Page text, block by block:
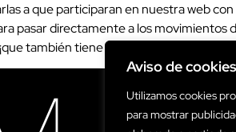
Aviso de cookies
Utilizamos cookies
para mostrar
a que participaran en nuestra web
pasar directamente a los movimientos
también tiene su enjundia!